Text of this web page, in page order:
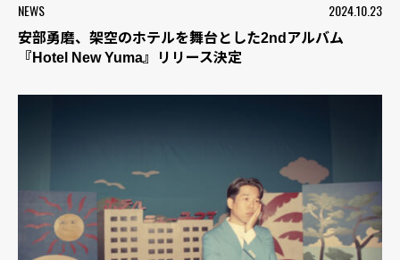
NEWS 2024.10.23
安部勇磨、架空のホテルを舞台とした2ndアルバム
『Hotel New Yuma』リリース決定